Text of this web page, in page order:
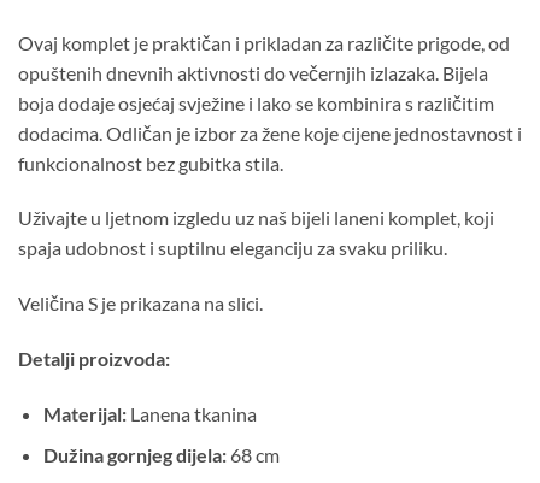
Ovaj komplet je praktičan i prikladan za različite prigode, od
opuštenih dnevnih aktivnosti do večernjih izlazaka. Bijela
boja dodaje osjećaj svježine i lako se kombinira s različitim
dodacima. Odličan je izbor za žene koje cijene jednostavnost i
funkcionalnost bez gubitka stila.
Uživajte u ljetnom izgledu uz naš bijeli laneni komplet, koji
spaja udobnost i suptilnu eleganciju za svaku priliku.
Veličina S je prikazana na slici.
Detalji proizvoda:
Materijal:Lanena tkanina
Dužina gornjeg dijela:68 cm